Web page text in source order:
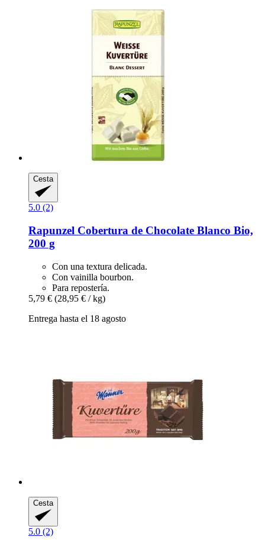
Cesta
5.0 (2)
Rapunzel Cobertura de Chocolate Blanco Bio,
200 g
Con una textura delicada.
Con vainilla bourbon.
Para repostería.
5,79 € (28,95 € / kg)
Entrega hasta el 18 agosto
Cesta
5.0 (2)